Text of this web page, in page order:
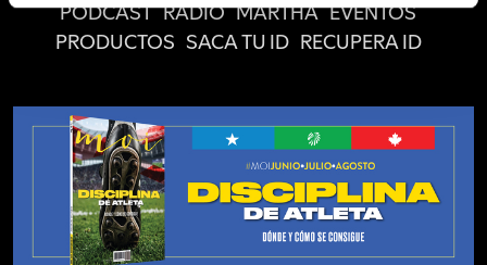
PODCAST RADIO MARTHA EVENTOS
PRODUCTOS SACA TU ID RECUPERA ID